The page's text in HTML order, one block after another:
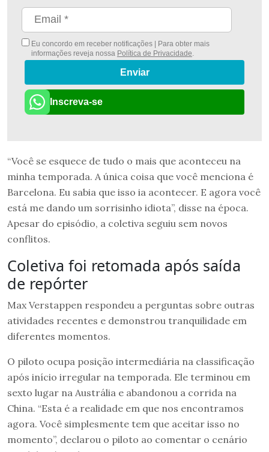
Eu concordo em receber notificações | Para obter mais
informações reveja nossa Política de Privacidade
Enviar
Inscreva-se
“Você se esquece de tudo o mais que aconteceu na
minha temporada. A única coisa que você menciona é
Barcelona. Eu sabia que isso ia acontecer. E agora você
está me dando um sorrisinho idiota”, disse na época.
Apesar do episódio, a coletiva seguiu sem novos
conflitos.
Coletiva foi retomada após saída
de repórter
Max Verstappen respondeu a perguntas sobre outras
atividades recentes e demonstrou tranquilidade em
diferentes momentos.
O piloto ocupa posição intermediária na classificação
após início irregular na temporada. Ele terminou em
sexto lugar na Austrália e abandonou a corrida na
China. “Esta é a realidade em que nos encontramos
agora. Você simplesmente tem que aceitar isso no
momento”, declarou o piloto ao comentar o cenário